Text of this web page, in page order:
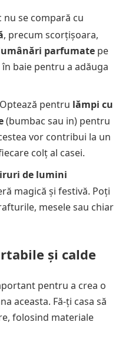
nu se compară cu
, precum scorțișoara,
parfumatepe
baie pentru a adăuga
pentru lămpi cu
(bumbac sau in) pentru
vor contribui la un
colț al casei.
de lumini
magică și festivă. Poți
mesele sau chiar
și calde
pentru a crea o
aceasta. Fă-ți casa să
folosind materiale